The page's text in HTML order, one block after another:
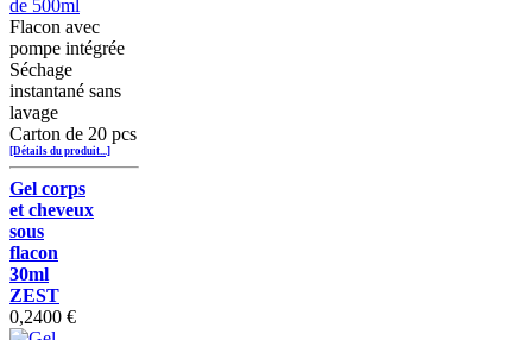
Flacon avec
pompe intégrée
Séchage
instantané sans
lavage
Carton de 20 pcs
[Détails du produit...]
Gel corps
et cheveux
sous
flacon
30ml
ZEST
0,2400 €